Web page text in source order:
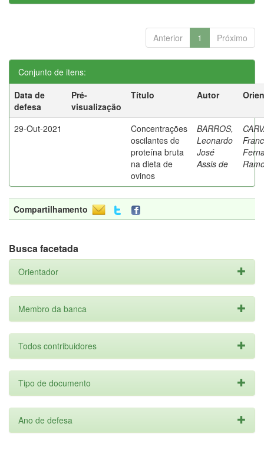
Anterior 1 Próximo
Conjunto de itens:
Data de
defesa
Pré-
visualização
Título Autor
29-Out-2021
Concentrações
oscilantes de
proteína bruta
na dieta de
ovinos
BARROS,
Leonardo
José
Assis de
Compartilhamento
Busca facetada
Orientador
Membro da banca
Todos contribuidores
Tipo de documento
Ano de defesa